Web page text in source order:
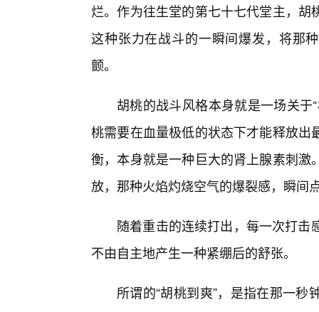
烂。作为往生堂的第七十七代堂主，
这种张力在战斗的一瞬间爆发，将那
颤。
胡桃的战斗风格本身就是一场关于
桃需要在血量极低的状态下才能释放
衡，本身就是一种巨大的肾上腺素刺
放，那种火焰灼烧空气的爆裂感，瞬间
随着重击的连续打出，每一次打
不由自主地产生一种紧绷后的舒张。
所谓的“胡桃到爽”，是指在那一